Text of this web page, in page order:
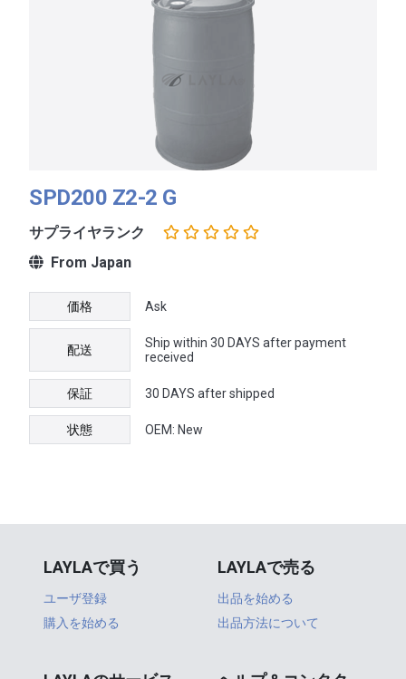
SPD200 Z2-2 G
サプライヤランク
From Japan
価格 Ask
配送
Ship within 30 DAYS after payment
received
保証 30 DAYS after shipped
状態 OEM: New
LAYLAで買う
ユーザ登録
購入を始める
LAYLAで売る
出品を始める
出品方法について